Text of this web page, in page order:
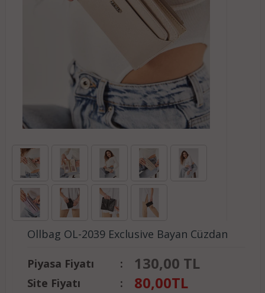
Ollbag OL-2039 Exclusive Bayan Cüzdan
Piyasa Fiyatı : 130,00 TL
Site Fiyatı : 80,00TL